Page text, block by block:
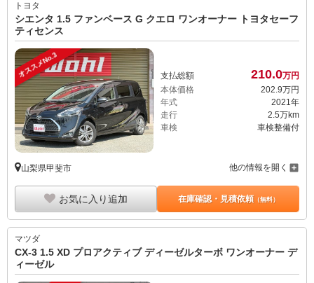
トヨタ
シエンタ 1.5 ファンベース G クエロ ワンオーナー トヨタセーフ
ティセンス
オススメNo.3 支払総額 210.0万円
本体価格
202.9万円
年式
2021年
走行
2.5万km
車検
車検整備付
山梨県甲斐市 他の情報を開く
お気に入り追加 在庫確認・見積依頼（無料）
マツダ
CX-3 1.5 XD プロアクティブ ディーゼルターボ ワンオーナー デ
ィーゼル